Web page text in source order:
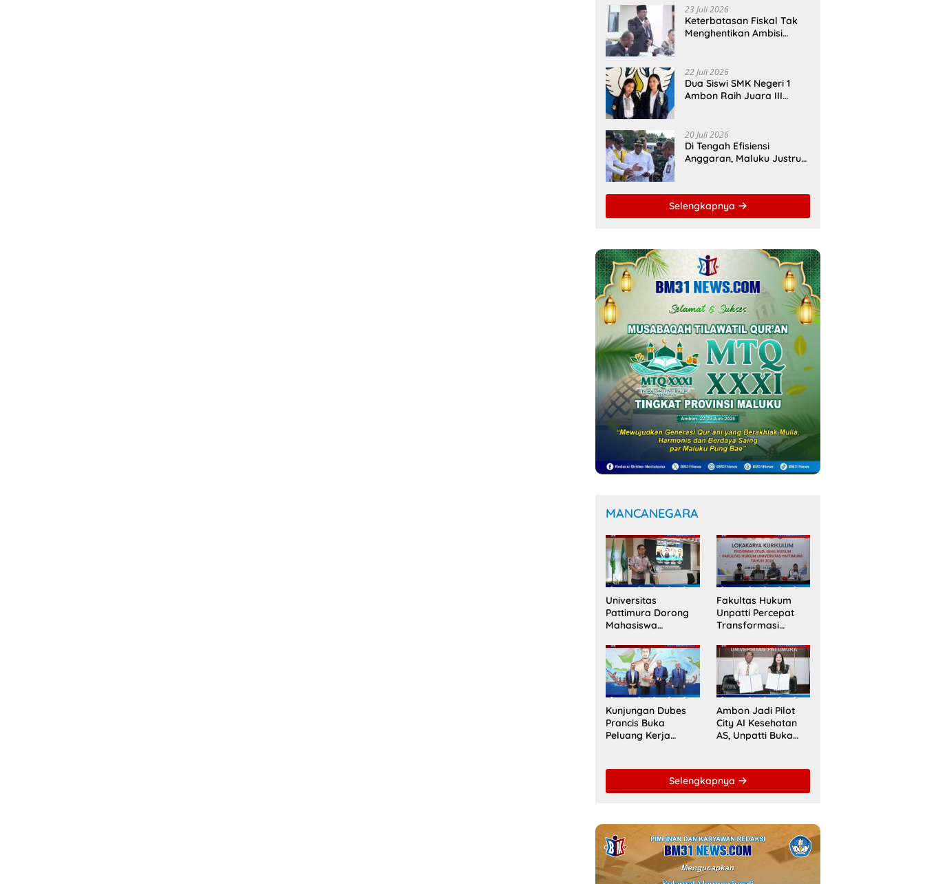
Sasaran
23 Juli 2026
Keterbatasan Fiskal Tak
Menghentikan Ambisi
Kolaborasi
Multipendanaan
22 Juli 2026
Dua Siswi SMK Negeri 1
Ambon Raih Juara III
20 Juli 2026
Di Tengah Efisiensi
Anggaran, Maluku Justru
Kemandirian Pangan
Selengkapnya
MANCANEGARA
Universitas
Pattimura Dorong
Mahasiswa
Akademik Global
Lewat Kolaborasi
Diaspora Indonesia
Fakultas Hukum
Unpatti Percepat
Transformasi
Berstandar
Internasional untuk
Raih Akreditasi
ACQUIN
Kunjungan Dubes
Prancis Buka
Peluang Kerja
Pendidikan dan
Ambon Jadi Pilot
City AI Kesehatan
AS, Unpatti Buka
Indonesia Timur
Selengkapnya